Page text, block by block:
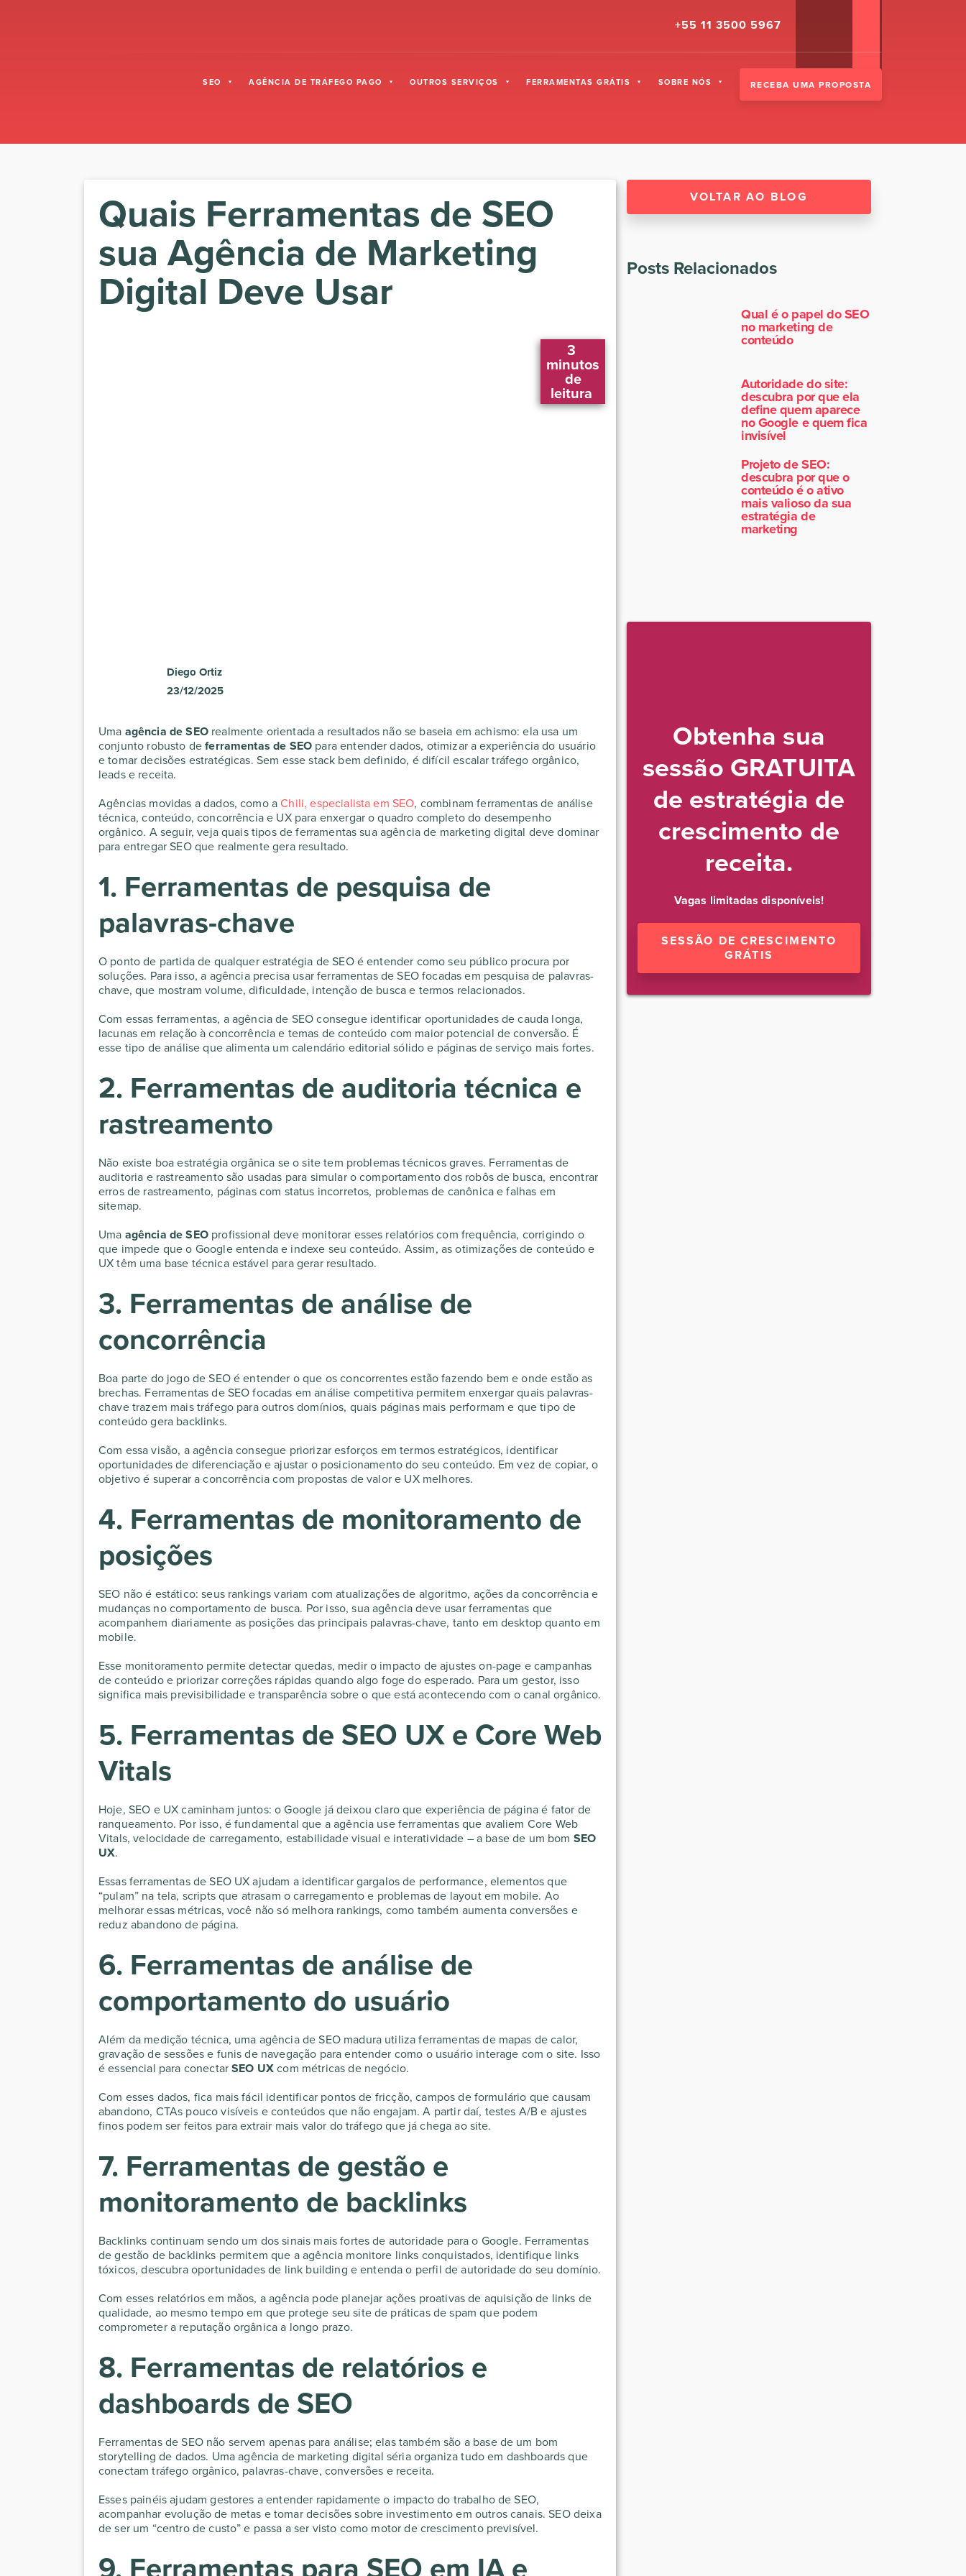
+55 11 3500 5967
SEO AGÊNCIA DE TRÁFEGO PAGO OUTROS SERVIÇOS FERRAMENTAS GRÁTIS SOBRE NÓS RECEBA UMA PROPOSTA
Quais Ferramentas de SEO
sua Agência de Marketing
Digital Deve Usar
3
minutos
leitura
Diego Ortiz
23/12/2025
Uma agência de SEOrealmente orientada a resultados não se baseia em achismo: ela usa um
conjunto robusto deferramentas de SEO para entender dados, otimizar a experiência do usuário
e tomar decisões estratégicas. Sem esse stack bem definido, é difícil escalar tráfego orgânico,
leads e receita.
Agências movidas a dados, como aChili, especialista em SEO, combinam ferramentas de análise
técnica, conteúdo, concorrência e UX para enxergar o quadro completo do desempenho
orgânico. A seguir, veja quais tipos de ferramentas sua agência de marketing digital deve dominar
para entregar SEO que realmente gera resultado.
1. Ferramentas de pesquisa de
palavras-chave
O ponto de partida de qualquer estratégia de SEO é entender como seu público procura por
soluções. Para isso, a agência precisa usar ferramentas de SEO focadas em pesquisa de palavras-
chave, que mostram volume, dificuldade, intenção de busca e termos relacionados.
Com essas ferramentas, a agência de SEO consegue identificar oportunidades de cauda longa,
lacunas em relação à concorrência e temas de conteúdo com maior potencial de conversão. É
esse tipo de análise que alimenta um calendário editorial sólido e páginas de serviço mais fortes.
2. Ferramentas de auditoria técnica e
rastreamento
Não existe boa estratégia orgânica se o site tem problemas técnicos graves. Ferramentas de
auditoria e rastreamento são usadas para simular o comportamento dos robôs de busca, encontrar
erros de rastreamento, páginas com status incorretos, problemas de canônica e falhas em
sitemap.
Uma agência de SEOprofissional deve monitorar esses relatórios com frequência, corrigindo o
que impede que o Google entenda e indexe seu conteúdo. Assim, as otimizações de conteúdo e
UX têm uma base técnica estável para gerar resultado.
3. Ferramentas de análise de
concorrência
Boa parte do jogo de SEO é entender o que os concorrentes estão fazendo bem e onde estão as
brechas. Ferramentas de SEO focadas em análise competitiva permitem enxergar quais palavras-
chave trazem mais tráfego para outros domínios, quais páginas mais performam e que tipo de
conteúdo gera backlinks.
Com essa visão, a agência consegue priorizar esforços em termos estratégicos, identificar
oportunidades de diferenciação e ajustar o posicionamento do seu conteúdo. Em vez de copiar, o
objetivo é superar a concorrência com propostas de valor e UX melhores.
4. Ferramentas de monitoramento de
posições
SEO não é estático: seus rankings variam com atualizações de algoritmo, ações da concorrência e
mudanças no comportamento de busca. Por isso, sua agência deve usar ferramentas que
acompanhem diariamente as posições das principais palavras-chave, tanto em desktop quanto em
mobile.
Esse monitoramento permite detectar quedas, medir o impacto de ajustes on-page e campanhas
de conteúdo e priorizar correções rápidas quando algo foge do esperado. Para um gestor, isso
significa mais previsibilidade e transparência sobre o que está acontecendo com o canal orgânico.
5. Ferramentas de SEO UX e Core Web
Vitals
Hoje, SEO e UX caminham juntos: o Google já deixou claro que experiência de página é fator de
ranqueamento. Por isso, é fundamental que a agência use ferramentas que avaliem Core Web
Vitals, velocidade de carregamento, estabilidade visual e interatividade – a base de um bom SEO
UX.
Essas ferramentas de SEO UX ajudam a identificar gargalos de performance, elementos que
“pulam” na tela, scripts que atrasam o carregamento e problemas de layout em mobile. Ao
melhorar essas métricas, você não só melhora rankings, como também aumenta conversões e
reduz abandono de página.
6. Ferramentas de análise de
comportamento do usuário
Além da medição técnica, uma agência de SEO madura utiliza ferramentas de mapas de calor,
gravação de sessões e funis de navegação para entender como o usuário interage com o site. Isso
é essencial para conectarSEO UXcom métricas de negócio.
Com esses dados, fica mais fácil identificar pontos de fricção, campos de formulário que causam
abandono, CTAs pouco visíveis e conteúdos que não engajam. A partir daí, testes A/B e ajustes
finos podem ser feitos para extrair mais valor do tráfego que já chega ao site.
7. Ferramentas de gestão e
monitoramento de backlinks
Backlinks continuam sendo um dos sinais mais fortes de autoridade para o Google. Ferramentas
de gestão de backlinks permitem que a agência monitore links conquistados, identifique links
tóxicos, descubra oportunidades de link building e entenda o perfil de autoridade do seu domínio.
Com esses relatórios em mãos, a agência pode planejar ações proativas de aquisição de links de
qualidade, ao mesmo tempo em que protege seu site de práticas de spam que podem
comprometer a reputação orgânica a longo prazo.
8. Ferramentas de relatórios e
dashboards de SEO
Ferramentas de SEO não servem apenas para análise; elas também são a base de um bom
storytelling de dados. Uma agência de marketing digital séria organiza tudo em dashboards que
conectam tráfego orgânico, palavras-chave, conversões e receita.
Esses painéis ajudam gestores a entender rapidamente o impacto do trabalho de SEO,
acompanhar evolução de metas e tomar decisões sobre investimento em outros canais. SEO deixa
de ser um “centro de custo” e passa a ser visto como motor de crescimento previsível.
VOLTAR AO BLOG
Posts Relacionados
Qual é o papel do SEO
no marketing de
conteúdo
Autoridade do site:
descubra por que ela
define quem aparece
no Google e quem fica
invisível
Projeto de SEO:
descubra por que o
conteúdo é o ativo
mais valioso da sua
estratégia de
marketing
Obtenha sua
sessão GRATUITA
de estratégia de
crescimento de
receita.
Vagas limitadas disponíveis!
SESSÃO DE CRESCIMENTO
GRÁTIS